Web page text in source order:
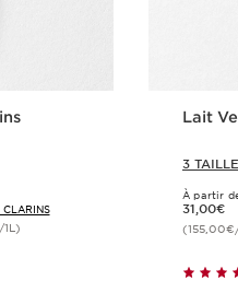
CLARINS
Lait
3
À partir
Nouveau prix 31,00€
31,00€